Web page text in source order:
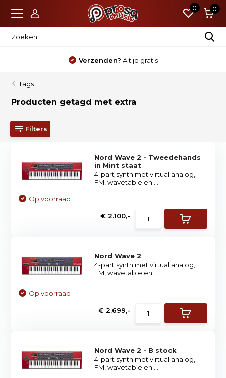
0 0
Verzenden? Altijd gratis
Tags
Producten getagd met extra
Filters
Nord Wave 2 - Tweedehands
in Mint staat
4-part synth met virtual analog,
FM, wavetable en ...
Op voorraad
€ 2.100,-
Nord Wave 2
4-part synth met virtual analog,
FM, wavetable en ...
Op voorraad
€ 2.699,-
Nord Wave 2 - B stock
4-part synth met virtual analog,
FM, wavetable en ...